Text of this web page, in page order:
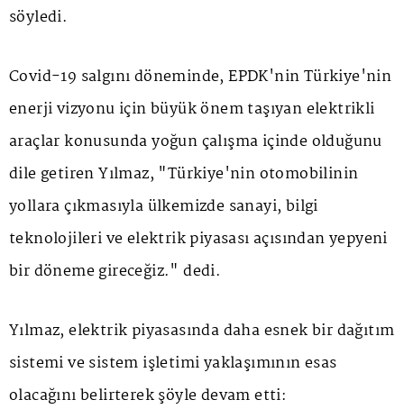
söyledi.
Covid-19 salgını döneminde, EPDK'nin Türkiye'nin
enerji vizyonu için büyük önem taşıyan elektrikli
araçlar konusunda yoğun çalışma içinde olduğunu
dile getiren Yılmaz, "Türkiye'nin otomobilinin
yollara çıkmasıyla ülkemizde sanayi, bilgi
teknolojileri ve elektrik piyasası açısından yepyeni
bir döneme gireceğiz." dedi.
Yılmaz, elektrik piyasasında daha esnek bir dağıtım
sistemi ve sistem işletimi yaklaşımının esas
olacağını belirterek şöyle devam etti: